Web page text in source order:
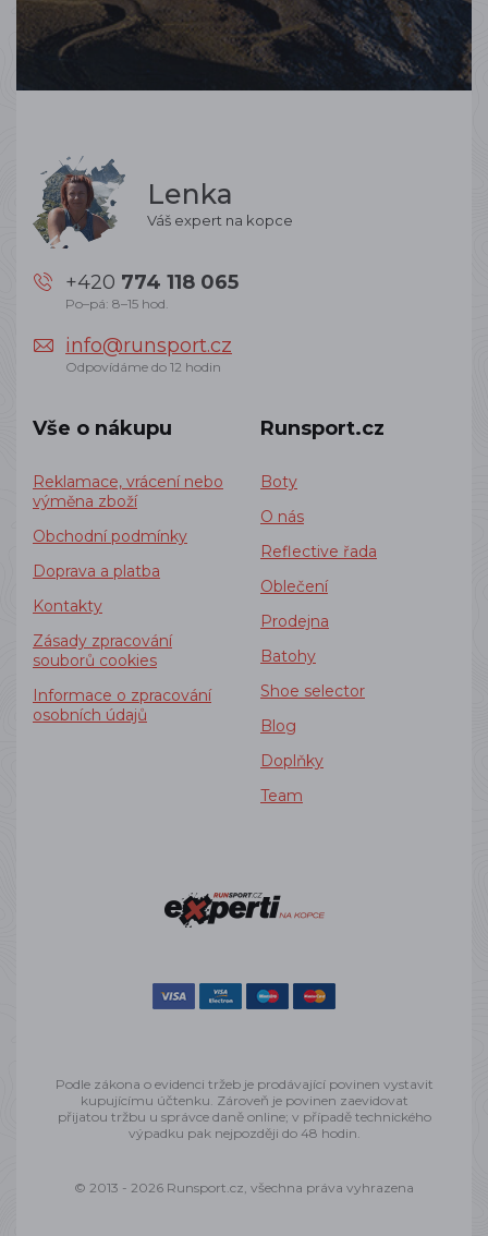
Lenka
Váš expert na kopce
+420 774 118 065
Po–pá: 8–15 hod.
info@runsport.cz
Odpovídáme do 12 hodin
Vše o nákupu
Reklamace, vrácení nebo
výměna zboží
Obchodní podmínky
Doprava a platba
Kontakty
Zásady zpracování
souborů cookies
Informace o zpracování
osobních údajů
Runsport.cz
Boty
O nás
Reflective řada
Oblečení
Prodejna
Batohy
Shoe selector
Blog
Doplňky
Team
Podle zákona o evidenci tržeb je prodávající povinen vystavit
kupujícímu účtenku. Zároveň je povinen zaevidovat
přijatou tržbu u správce daně online; v případě technického
výpadku pak nejpozději do 48 hodin.
© 2013 - 2026 Runsport.cz, všechna práva vyhrazena